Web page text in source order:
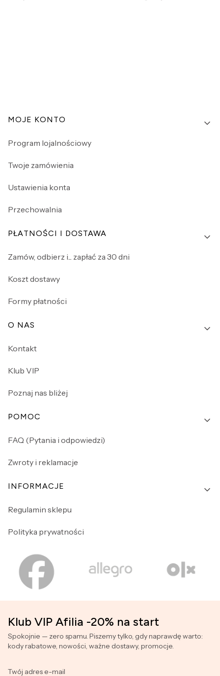
Linki w stopce
MOJE KONTO
Program lojalnościowy
Twoje zamówienia
Ustawienia konta
Przechowalnia
PŁATNOŚCI I DOSTAWA
Zamów, odbierz i... zapłać za 30 dni
Koszt dostawy
Formy płatności
O NAS
Kontakt
Klub VIP
Poznaj nas bliżej
POMOC
FAQ (Pytania i odpowiedzi)
Zwroty i reklamacje
INFORMACJE
Regulamin sklepu
Polityka prywatności
Klub VIP Afilia -20% na start
Spokojnie — zero spamu. Piszemy tylko, gdy naprawdę warto:
kody rabatowe, nowości, ważne dostawy, promocje.
Twój adres e-mail